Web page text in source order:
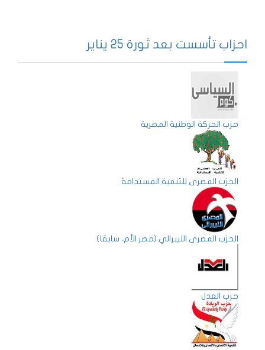
احزاب تأسست بعد ثورة 25 يناير
حزب الحركة الوطنية المصرية
الحزب المصرى للتنمية المستدامة
الحزب المصري الليبرالي (مصر الأم، سابقا)
حزب العدل